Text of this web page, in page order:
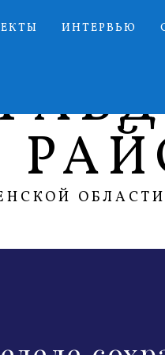
ИНТЕРВЬЮ
ОБЛАСТИ